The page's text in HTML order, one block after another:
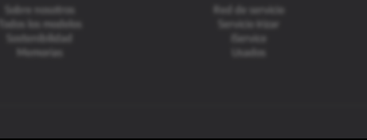
Sobre nosotros
Todos los modelos
Sostenibilidad
Memorias
Red de servicio
Servicio Irizar
iService
Usados